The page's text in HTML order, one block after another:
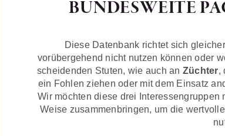
BUNDESWEITE
Diese Datenbank richtet sich
vorübergehend nicht nutzen können oder
scheidenden Stuten, wie auch an Züchter,
ein Fohlen ziehen oder mit dem Einsatz
Wir möchten diese drei Interessengruppen
Weise zusammenbringen, um die